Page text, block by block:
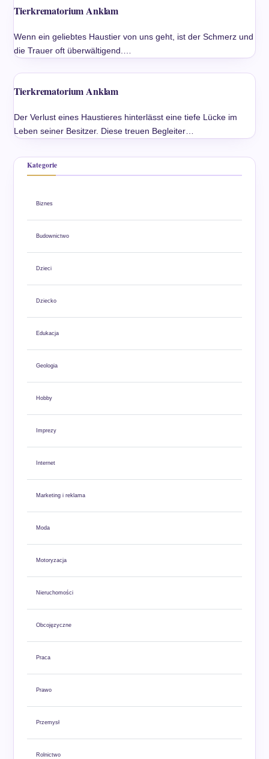
Tierkrematorium Anklam
Wenn ein geliebtes Haustier von uns geht, ist der Schmerz und
die Trauer oft überwältigend.…
Tierkrematorium Anklam
Der Verlust eines Haustieres hinterlässt eine tiefe Lücke im
Leben seiner Besitzer. Diese treuen Begleiter…
Kategorie
Biznes
Budownictwo
Dzieci
Dziecko
Edukacja
Geologia
Hobby
Imprezy
Internet
Marketing i reklama
Moda
Motoryzacja
Nieruchomości
Obcojęzyczne
Praca
Prawo
Przemysł
Rolnictwo